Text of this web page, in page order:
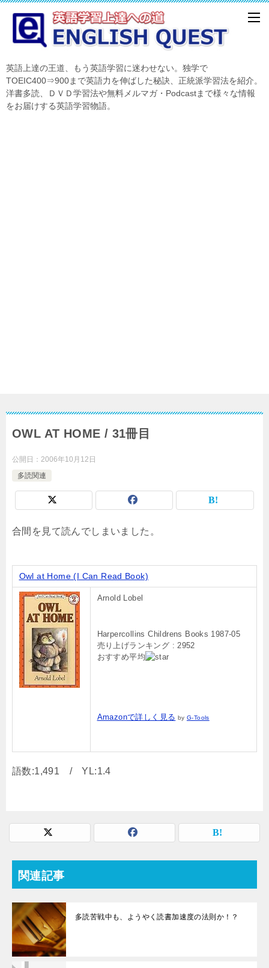
英語上達の王道、もう英語学習に迷わせない。独学で
TOEIC400⇒900まで英語力を伸ばした秘訣、正統派学習法を紹介。
洋書多読、ＤＶＤ学習法や無料メルマガ・Podcastまで様々な情報
をお届けする英語学習物語。
OWL AT HOME / 31冊目
公開日： 2006年10月12日
多読関連
合間を見て読んでしまいました。
Owl at Home (I Can Read Book)
Arnold Lobel
Harpercollins Childrens Books 1987-05
売り上げランキング : 2952
おすすめ平均
Amazonで詳しく見る by G-Tools
語数:1,491 / YL:1.4
関連記事
多読苦戦中も、ようやく読書加速度の法則か！？